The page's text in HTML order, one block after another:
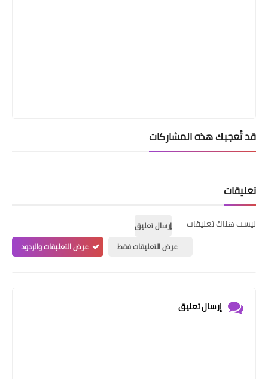
قد تُعجبك هذه المشاركات
تعليقات
ليست هناك تعليقات
إرسال تعليق
عرض التعليقات فقط
عرض التعليقات والردود
إرسال تعليق